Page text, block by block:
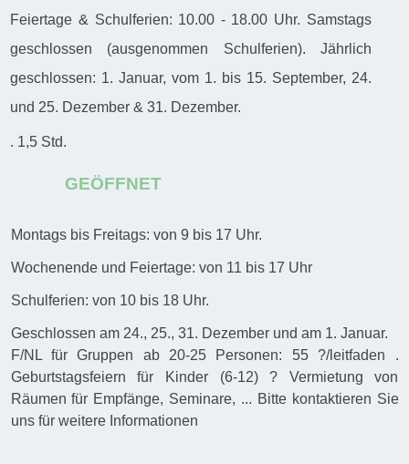
Feiertage & Schulferien: 10.00 - 18.00 Uhr. Samstags
geschlossen (ausgenommen Schulferien). Jährlich
geschlossen: 1. Januar, vom 1. bis 15. September, 24.
und 25. Dezember & 31. Dezember.
. 1,5 Std.
GEÖFFNET
Montags bis Freitags: von 9 bis 17 Uhr.
Wochenende und Feiertage: von 11 bis 17 Uhr
Schulferien: von 10 bis 18 Uhr.
Geschlossen am 24., 25., 31. Dezember und am 1. Januar.
F/NL für Gruppen ab 20-25 Personen: 55 ?/leitfaden .
Geburtstagsfeiern für Kinder (6-12) ? Vermietung von
Räumen für Empfänge, Seminare, ... Bitte kontaktieren Sie
uns für weitere Informationen